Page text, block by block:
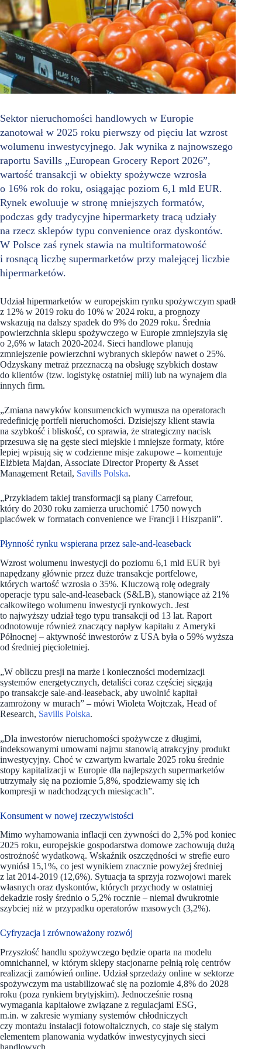
Sektor nieruchomości handlowych w Europie
zanotował w 2025 roku pierwszy od pięciu lat wzrost
wolumenu inwestycyjnego. Jak wynika z najnowszego
raportu Savills „European Grocery Report 2026”,
wartość transakcji w obiekty spożywcze wzrosła
o 16% rok do roku, osiągając poziom 6,1 mld EUR.
Rynek ewoluuje w stronę mniejszych formatów,
podczas gdy tradycyjne hipermarkety tracą udziały
na rzecz sklepów typu convenience oraz dyskontów.
W Polsce zaś rynek stawia na multiformatowość
i rosnącą liczbę supermarketów przy malejącej liczbie
hipermarketów.
Udział hipermarketów w europejskim rynku spożywczym spadł
z 12% w 2019 roku do 10% w 2024 roku, a prognozy
wskazują na dalszy spadek do 9% do 2029 roku. Średnia
powierzchnia sklepu spożywczego w Europie zmniejszyła się
o 2,6% w latach 2020-2024. Sieci handlowe planują
zmniejszenie powierzchni wybranych sklepów nawet o 25%.
Odzyskany metraż przeznaczą na obsługę szybkich dostaw
do klientów (tzw. logistykę ostatniej mili) lub na wynajem dla
innych firm.
„Zmiana nawyków konsumenckich wymusza na operatorach
redefinicję portfeli nieruchomości. Dzisiejszy klient stawia
na szybkość i bliskość, co sprawia, że strategiczny nacisk
przesuwa się na gęste sieci miejskie i mniejsze formaty, które
lepiej wpisują się w codzienne misje zakupowe – komentuje
Elżbieta Majdan, Associate Director Property & Asset
Management Retail, Savills Polska.
„Przykładem takiej transformacji są plany Carrefour,
który do 2030 roku zamierza uruchomić 1750 nowych
placówek w formatach convenience we Francji i Hiszpanii”.
Płynność rynku wspierana przez sale-and-leaseback
Wzrost wolumenu inwestycji do poziomu 6,1 mld EUR był
napędzany głównie przez duże transakcje portfelowe,
których wartość wzrosła o 35%. Kluczową rolę odegrały
operacje typu sale-and-leaseback (S&LB), stanowiące aż 21%
całkowitego wolumenu inwestycji rynkowych. Jest
to najwyższy udział tego typu transakcji od 13 lat. Raport
odnotowuje również znaczący napływ kapitału z Ameryki
Północnej – aktywność inwestorów z USA była o 59% wyższa
od średniej pięcioletniej.
„W obliczu presji na marże i konieczności modernizacji
systemów energetycznych, detaliści coraz częściej sięgają
po transakcje sale-and-leaseback, aby uwolnić kapitał
zamrożony w murach” – mówi Wioleta Wojtczak, Head of
Research, Savills Polska.
„Dla inwestorów nieruchomości spożywcze z długimi,
indeksowanymi umowami najmu stanowią atrakcyjny produkt
inwestycyjny. Choć w czwartym kwartale 2025 roku średnie
stopy kapitalizacji w Europie dla najlepszych supermarketów
utrzymały się na poziomie 5,8%, spodziewamy się ich
kompresji w nadchodzących miesiącach”.
Konsument w nowej rzeczywistości
Mimo wyhamowania inflacji cen żywności do 2,5% pod koniec
2025 roku, europejskie gospodarstwa domowe zachowują dużą
ostrożność wydatkową. Wskaźnik oszczędności w strefie euro
wyniósł 15,1%, co jest wynikiem znacznie powyżej średniej
z lat 2014-2019 (12,6%). Sytuacja ta sprzyja rozwojowi marek
własnych oraz dyskontów, których przychody w ostatniej
dekadzie rosły średnio o 5,2% rocznie – niemal dwukrotnie
szybciej niż w przypadku operatorów masowych (3,2%).
Cyfryzacja i zrównoważony rozwój
Przyszłość handlu spożywczego będzie oparta na modelu
omnichannel, w którym sklepy stacjonarne pełnią rolę centrów
realizacji zamówień online. Udział sprzedaży online w sektorze
spożywczym ma ustabilizować się na poziomie 4,8% do 2028
roku (poza rynkiem brytyjskim). Jednocześnie rosną
wymagania kapitałowe związane z regulacjami ESG,
m.in. w zakresie wymiany systemów chłodniczych
czy montażu instalacji fotowoltaicznych, co staje się stałym
elementem planowania wydatków inwestycyjnych sieci